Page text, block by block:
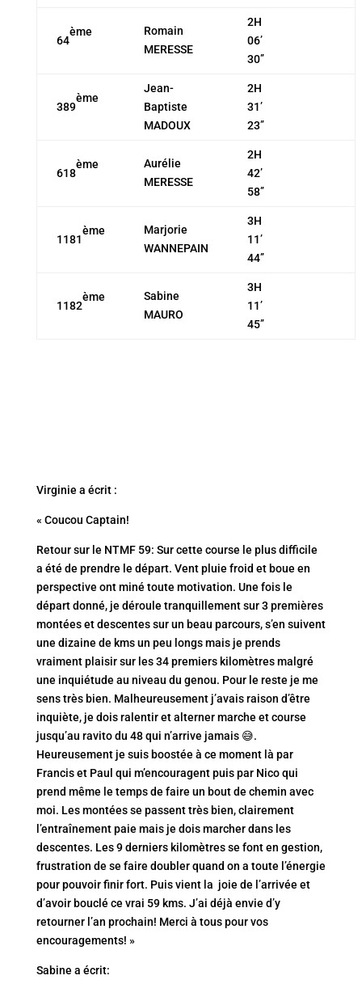
64
ème
Romain
MERESSE
2H
06’
30’’
389
ème
Jean-
Baptiste
MADOUX
2H
31’
23’’
618
ème
Aurélie
MERESSE
2H
42’
58’’
1181
ème
Marjorie
WANNEPAIN
3H
11’
44’’
1182
ème
Sabine
MAURO
3H
11’
45’’
Virginie a écrit :
« Coucou Captain!
Retour sur le NTMF 59: Sur cette course le plus difficile
a été de prendre le départ. Vent pluie froid et boue en
perspective ont miné toute motivation. Une fois le
départ donné, je déroule tranquillement sur 3 premières
montées et descentes sur un beau parcours, s’en suivent
une dizaine de kms un peu longs mais je prends
vraiment plaisir sur les 34 premiers kilomètres malgré
une inquiétude au niveau du genou. Pour le reste je me
sens très bien. Malheureusement j’avais raison d’être
inquiète, je dois ralentir et alterner marche et course
jusqu’au ravito du 48 qui n’arrive jamais 😅.
Heureusement je suis boostée à ce moment là par
Francis et Paul qui m’encouragent puis par Nico qui
prend même le temps de faire un bout de chemin avec
moi. Les montées se passent très bien, clairement
l’entraînement paie mais je dois marcher dans les
descentes. Les 9 derniers kilomètres se font en gestion,
frustration de se faire doubler quand on a toute l’énergie
pour pouvoir finir fort. Puis vient la joie de l’arrivée et
d’avoir bouclé ce vrai 59 kms. J’ai déjà envie d’y
retourner l’an prochain! Merci à tous pour vos
encouragements! »
Sabine a écrit: